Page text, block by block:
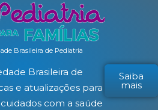
Brasileira de Pediatria
Brasileira de
e atualizações para
com a saúde
Saiba
mais